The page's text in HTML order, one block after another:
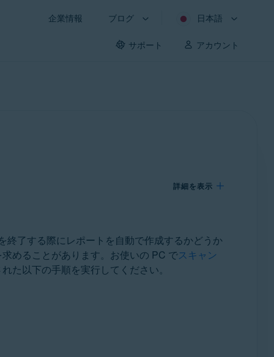
企業情報 ブログ 日本語
サポート アカウント
詳細を表示
終了する際にレポートを自動で作成するかどうか
めることがあります。お使いの PC でスキャン
た以下の手順を実行してください。